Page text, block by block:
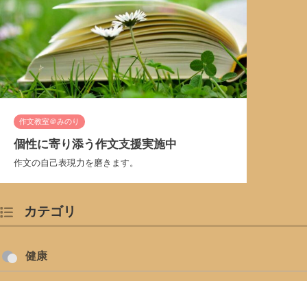
作文教室＠みのり
個性に寄り添う作文支援実施中
作文の自己表現力を磨きます。
カテゴリ
健康